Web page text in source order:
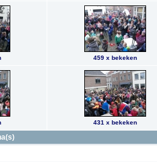
459 x bekeken
431 x bekeken